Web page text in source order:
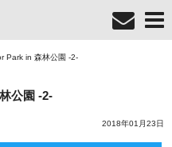
Park in 森林公園 -2-
公園 -2-
2018年01月23日